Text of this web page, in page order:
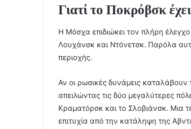
Γιατί το Ποκρόβσκ
Η Μόσχα επιδιώκει τον πλήρη
Λουχάνσκ και Ντόνετσκ. Παρόλα
περιοχής.
Αν οι ρωσικές δυνάμεις
απειλώντας τις δύο μεγαλύτερες
Κραματόρσκ και το Σλοβιάνσκ. Μια
επιτυχία από την κατάληψη της